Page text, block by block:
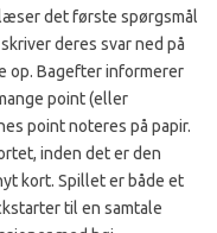
det første spørgsmål
deres svar ned på
op. Bagefter informerer
point (eller
point noteres på papir.
inden det er den
kort. Spillet er både et
til en samtale